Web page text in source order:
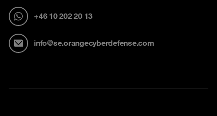
+46 10 202 20 13
info@se.orangecyberdefense.com